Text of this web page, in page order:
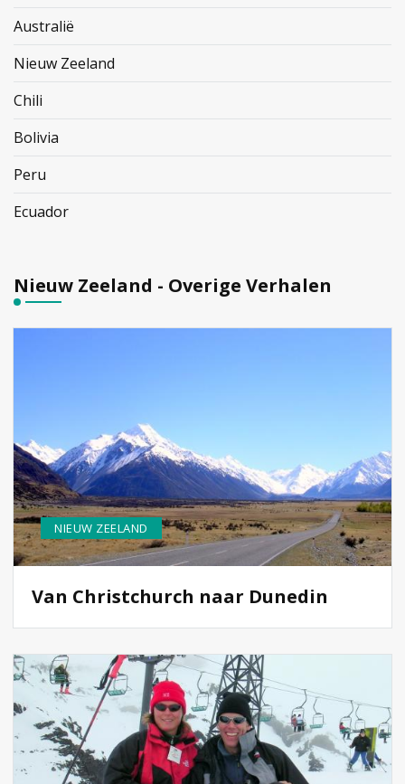
Australië
Nieuw Zeeland
Chili
Bolivia
Peru
Ecuador
Nieuw Zeeland - Overige Verhalen
NIEUW ZEELAND
Van Christchurch naar Dunedin